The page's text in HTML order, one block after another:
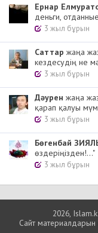
Ернар
деньги,
3 жыл бұрын
Cаттар жаңа
кездесудің не
3 жыл бұрын
Дәурен жаңа
қарап қалуы
3 жыл бұрын
Бөгенбай
өздеріңізден!..."
3 жыл бұрын
2026,
Сайт материалдарын